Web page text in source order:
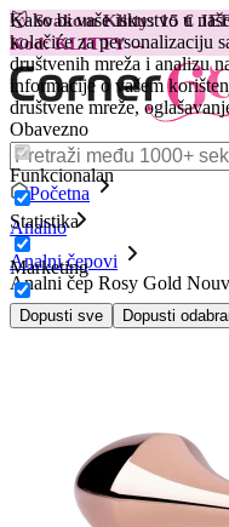
Kako bi vaše iskustvo u
kolačiće za personalizaciju
društvenih mreža i analizu
informacije o vašem
društvene mreže,
Obavezno
Funkcionalan
Statistika
Marketing
Dopusti sve Dopusti
😽Svakom Klitty: 15 €
Kod: KLITTY →
Početna
Analno
Analni čepovi
Analni čep Rosy Gold